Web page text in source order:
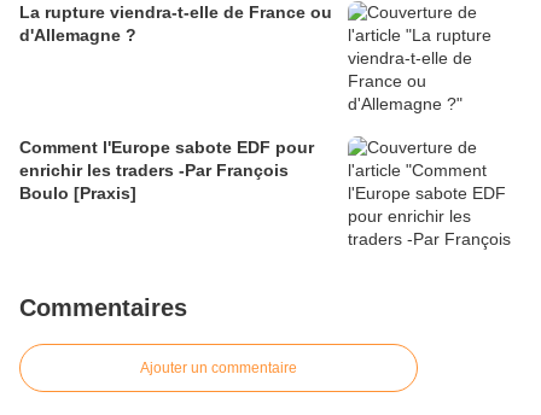
La rupture viendra-t-elle de France ou
d'Allemagne ?
Comment l'Europe sabote EDF pour
enrichir les traders -Par François
Boulo [Praxis]
Commentaires
Ajouter un commentaire